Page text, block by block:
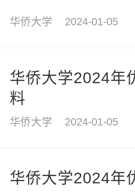
华侨大学 2024-01-05
华侨大学2024年
料
华侨大学 2024-01-05
华侨大学2024年